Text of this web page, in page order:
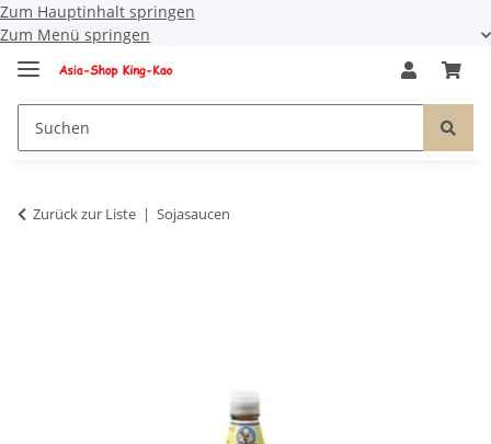
Zum Hauptinhalt springen
Zum Menü springen
Zurück zur Liste Sojasaucen